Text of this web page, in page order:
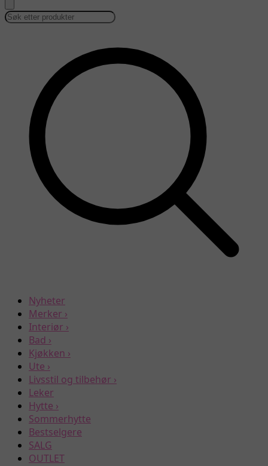
Nyheter
Merker ›
Interiør ›
Bad ›
Kjøkken ›
Ute ›
Livsstil og tilbehør ›
Leker
Hytte ›
Sommerhytte
Bestselgere
SALG
OUTLET